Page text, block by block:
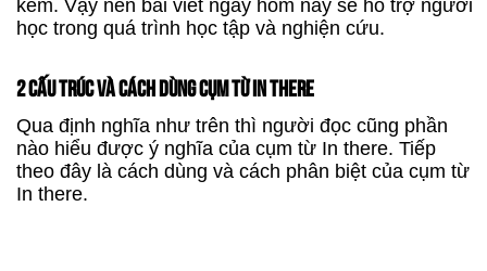
kém. Vậy nên bài viết ngày hôm nay sẽ hỗ trợ người
học trong quá trình học tập và nghiện cứu.
2 CẤU TRÚC VÀ CÁCH DÙNG CỤM TỪ IN THERE
Qua định nghĩa như trên thì người đọc cũng phần
nào hiểu được ý nghĩa của cụm từ In there. Tiếp
theo đây là cách dùng và cách phân biệt của cụm từ
In there.